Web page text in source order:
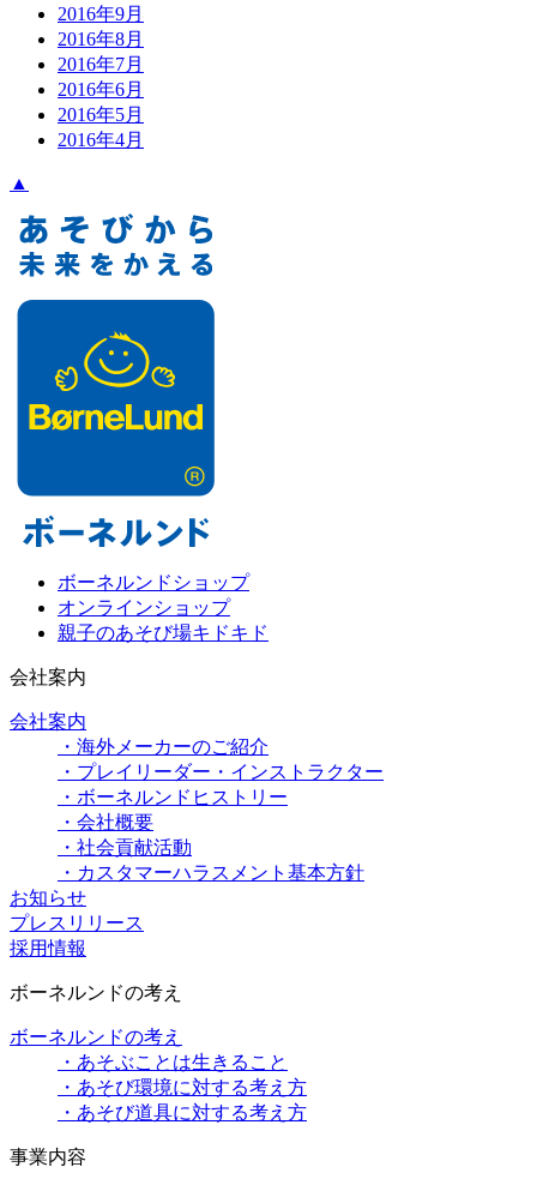
2016年9月
2016年8月
2016年7月
2016年6月
2016年5月
2016年4月
▲
ボーネルンドショップ
オンラインショップ
親子のあそび場キドキド
会社案内
会社案内
・海外メーカーのご紹介
・プレイリーダー・インストラクター
・ボーネルンドヒストリー
・会社概要
・社会貢献活動
・カスタマーハラスメント基本方針
お知らせ
プレスリリース
採用情報
ボーネルンドの考え
ボーネルンドの考え
・あそぶことは生きること
・あそび環境に対する考え方
・あそび道具に対する考え方
事業内容